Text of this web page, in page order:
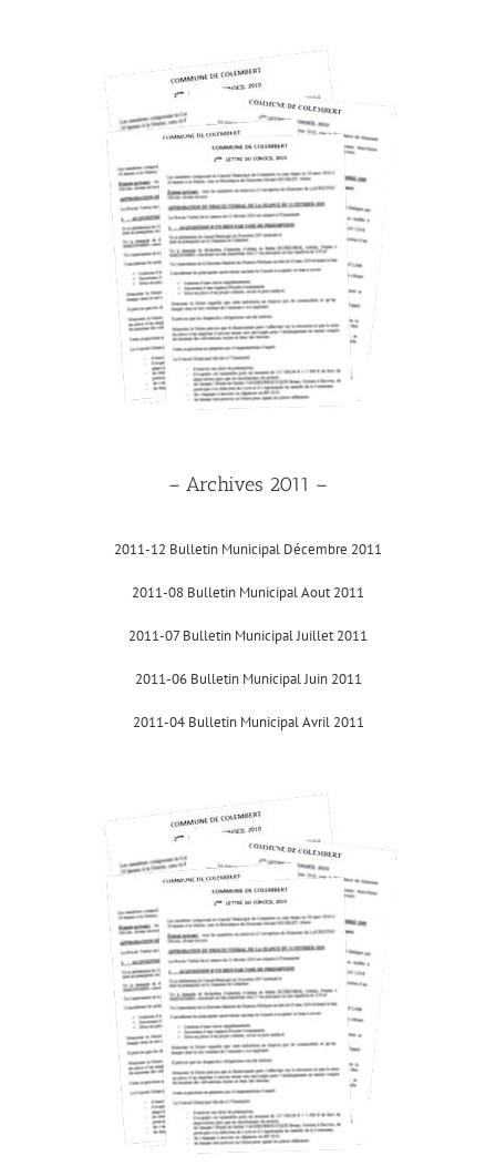
– Archives 2011 –
2011-12 Bulletin Municipal Décembre 2011
2011-08 Bulletin Municipal Aout 2011
2011-07 Bulletin Municipal Juillet 2011
2011-06 Bulletin Municipal Juin 2011
2011-04 Bulletin Municipal Avril 2011